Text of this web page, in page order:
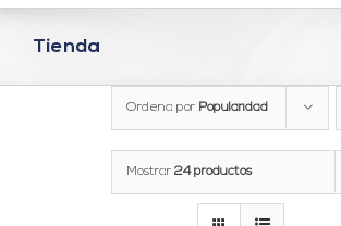
Tienda
Ordena por Popularidad
Mostrar 24 productos